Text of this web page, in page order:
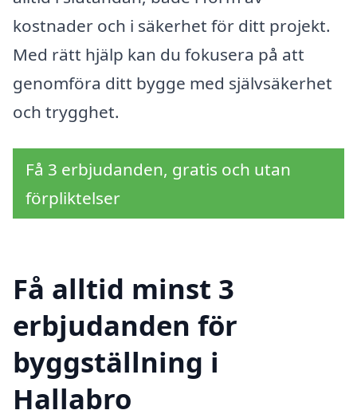
kostnader och i säkerhet för ditt projekt.
Med rätt hjälp kan du fokusera på att
genomföra ditt bygge med självsäkerhet
och trygghet.
Få 3 erbjudanden, gratis och utan
förpliktelser
Få alltid minst 3
erbjudanden för
byggställning i
Hallabro